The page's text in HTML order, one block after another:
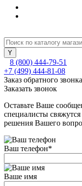
8 (800) 444-79-51
+7 (499) 444-81-08
Заказ обратного звонка
Заказать звонок
Оставьте Ваше
специалисты
решения Вашего
Ваш телефон*
Ваше имя